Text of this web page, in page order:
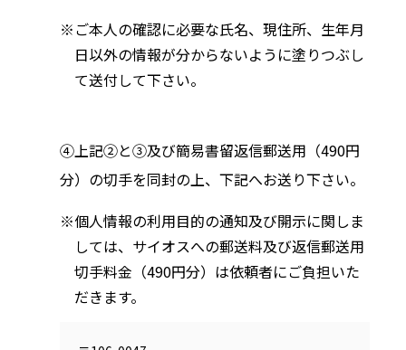
ご本人の確認に必要な氏名、現住所、生年月
日以外の情報が分からないように塗りつぶし
て送付して下さい。
④上記②と③及び簡易書留返信郵送用（490円
分）の切手を同封の上、下記へお送り下さい。
個人情報の利用目的の通知及び開示に関しま
しては、サイオスへの郵送料及び返信郵送用
切手料金（490円分）は依頼者にご負担いた
だきます。